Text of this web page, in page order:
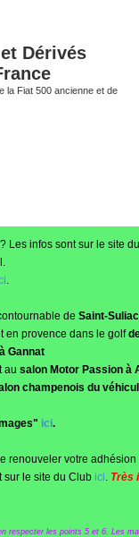
Dérivés
la Fiat 500 ancienne et de
Les infos sont sur le site
.
de Saint-Suliac
en provence dans le golf
à Gannat
au salon Motor Passion à
champenois du
ici.
renouveler votre
sur le site du Club ici. Très
respecter les points 5 et 6. Les